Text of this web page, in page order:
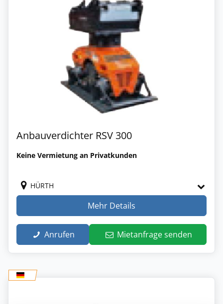
Anbauverdichter RSV 300
Keine Vermietung an Privatkunden
HÜRTH
Mehr Details
Anrufen Mietanfrage senden